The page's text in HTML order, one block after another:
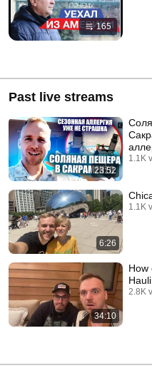
165
Past live streams
23:52
1.1K
6:26
1.1K
34:10
How
2.8K